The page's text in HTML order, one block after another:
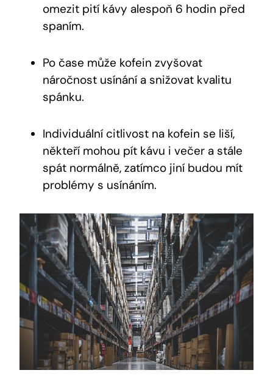
omezit pití kávy alespoň 6 hodin před
spaním.
Po čase může kofein zvyšovat
náročnost usínání a snižovat kvalitu
spánku.
Individuální citlivost na kofein se liší,
někteří mohou pít kávu i večer a stále
spát normálně, zatímco jiní budou mít
problémy s usínáním.